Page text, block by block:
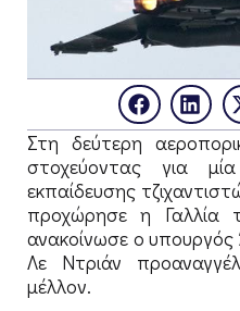
Στη δεύτερη
στοχεύοντας για
εκπαίδευσης
προχώρησε η Γαλλία
ανακοίνωσε ο
Λε Ντριάν
μέλλον.